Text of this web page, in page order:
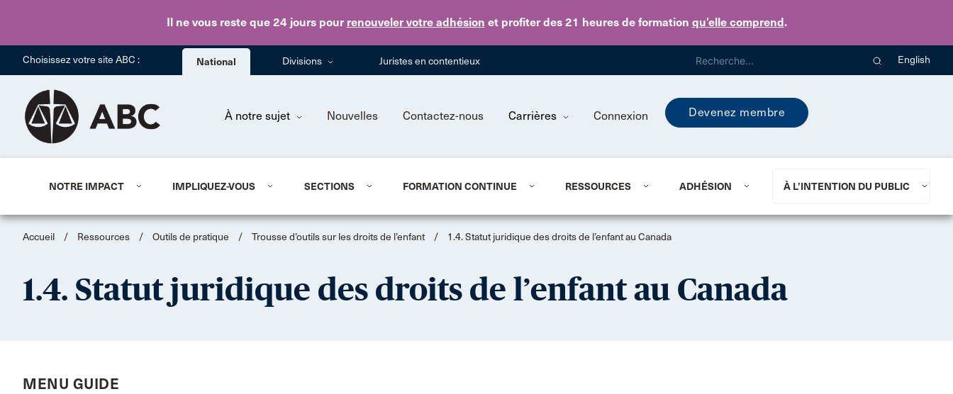
Il ne vous reste que 24 jourspour renouveler votre adhésion et profiter des 21 heures de formation qu’elle comprend.
Skip to main content
Choisissez votre site ABC : National Divisions Juristes en contentieux English
À notre sujet Nouvelles Contactez-nous Carrières Connexion Devenez membre
NOTRE IMPACT IMPLIQUEZ-VOUS SECTIONS FORMATION CONTINUE RESSOURCES ADHÉSION À L’INTENTION DU PUBLIC
Accueil / Ressources / Outils de pratique / Trousse d’outils sur les droits de l’enfant / 1.4. Statut juridique des droits de l’enfant au Canada
1.4. Statut juridique des droits de l’enfant au Canada
MENU GUIDE